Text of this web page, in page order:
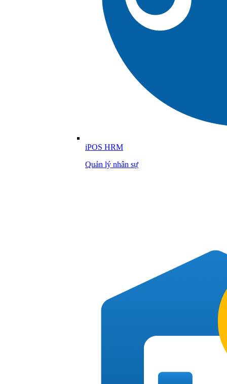
iPOS HRM
Quản lý nhân sự